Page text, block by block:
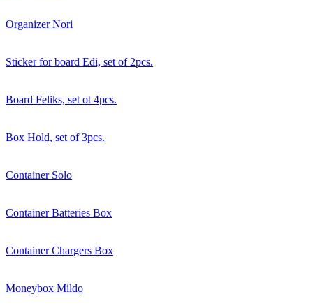
Organizer Nori
Sticker for board Edi, set of 2pcs.
Board Feliks, set ot 4pcs.
Box Hold, set of 3pcs.
Container Solo
Container Batteries Box
Container Chargers Box
Moneybox Mildo